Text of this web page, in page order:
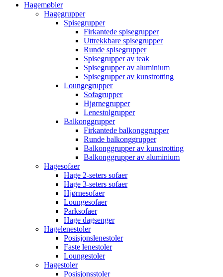
Hagemøbler
Hagegrupper
Spisegrupper
Firkantede spisegrupper
Uttrekkbare spisegrupper
Runde spisegrupper
Spisegrupper av teak
Spisegrupper av aluminium
Spisegrupper av kunstrotting
Loungegrupper
Sofagrupper
Hjørnegrupper
Lenestolgrupper
Balkonggrupper
Firkantede balkonggrupper
Runde balkonggrupper
Balkonggrupper av kunstrotting
Balkonggrupper av aluminium
Hagesofaer
Hage 2-seters sofaer
Hage 3-seters sofaer
Hjørnesofaer
Loungesofaer
Parksofaer
Hage dagsenger
Hagelenestoler
Posisjonslenestoler
Faste lenestoler
Loungestoler
Hagestoler
Posisjonsstoler